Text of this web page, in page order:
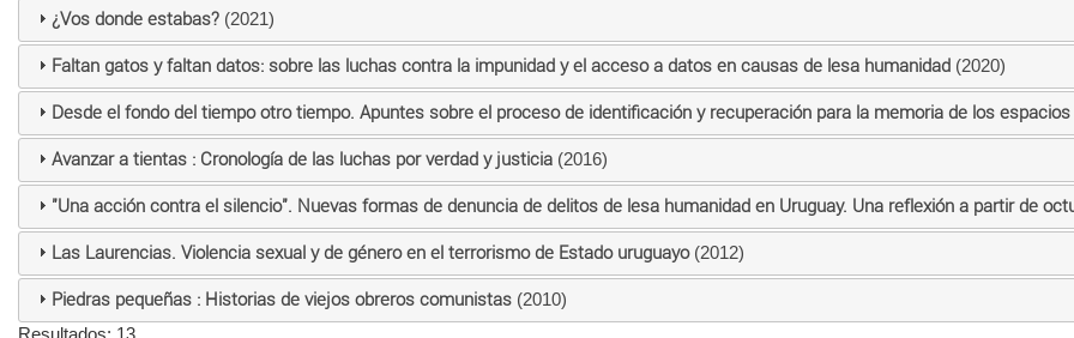
¿Vos donde estabas?(2021)
Faltan gatos y faltan datos: sobre las luchas contra la impunidad y el acceso a datos en causas de lesa humanidad(2020)
Desde el fondo del tiempo otro tiempo. Apuntes sobre el proceso de identificación y recuperación para la memoria de los
Avanzar a tientas : Cronología de las luchas por verdad y justicia(2016)
"Una acción contra el silencio". Nuevas formas de denuncia de delitos de lesa humanidad en Uruguay. Una reflexión a partir de
Las Laurencias. Violencia sexual y de género en el terrorismo de Estado uruguayo(2012)
Piedras pequeñas : Historias de viejos obreros comunistas(2010)
Resultados: 13